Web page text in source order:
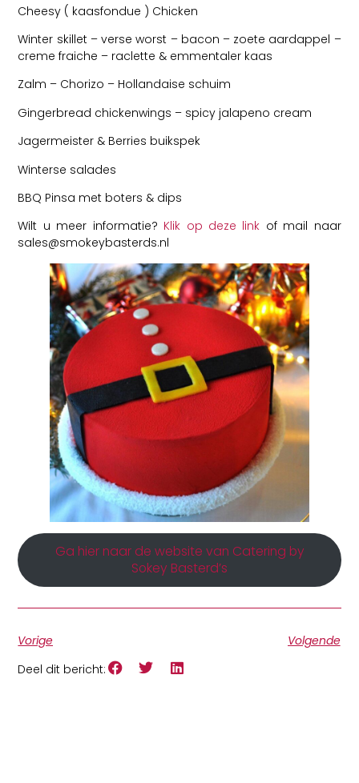
Cheesy ( kaasfondue ) Chicken
Winter skillet – verse worst – bacon – zoete aardappel –
creme fraiche – raclette & emmentaler kaas
Zalm – Chorizo – Hollandaise schuim
Gingerbread chickenwings – spicy jalapeno cream
Jagermeister & Berries buikspek
Winterse salades
BBQ Pinsa met boters & dips
Wilt u meer informatie? Klik op deze link of mail naar
sales@smokeybasterds.nl
Ga hier naar de website van Catering by
Sokey Basterd’s
Vorige
Volgende
Deel dit bericht: